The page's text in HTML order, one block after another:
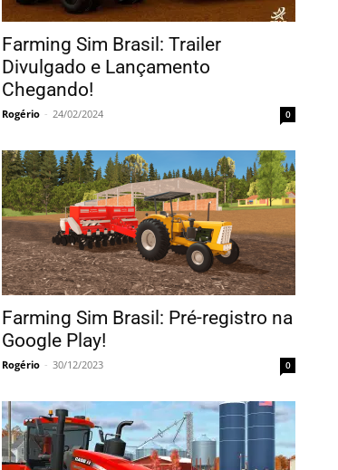
Farming Sim Brasil: Trailer
Divulgado e Lançamento
Chegando!
Rogério - 24/02/2024 0
Farming Sim Brasil: Pré-registro na
Google Play!
Rogério - 30/12/2023 0